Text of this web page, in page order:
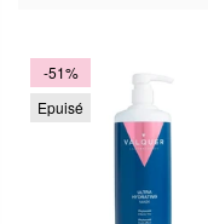
-51%
Epuisé